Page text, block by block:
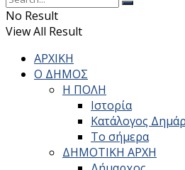
No Result
View All Result
ΑΡΧΙΚΗ
Ο ΔΗΜΟΣ
Η ΠΟΛΗ
Ιστορία
Κατάλογος
Το σήμερα
ΔΗΜΟΤΙΚΗ ΑΡΧΗ